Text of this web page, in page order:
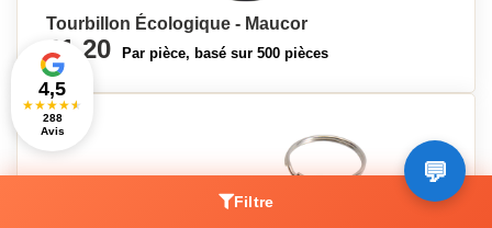
Tourbillon Écologique - Maucor
€1,20 Par pièce, basé sur 500 pièces
Filtre
4,5
★★★★★
288
Avis